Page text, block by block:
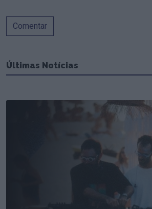
Comentar
Últimas Notícias